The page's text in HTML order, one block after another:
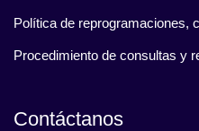
Política de reprogramaciones,
Procedimiento de consultas y
Contáctanos